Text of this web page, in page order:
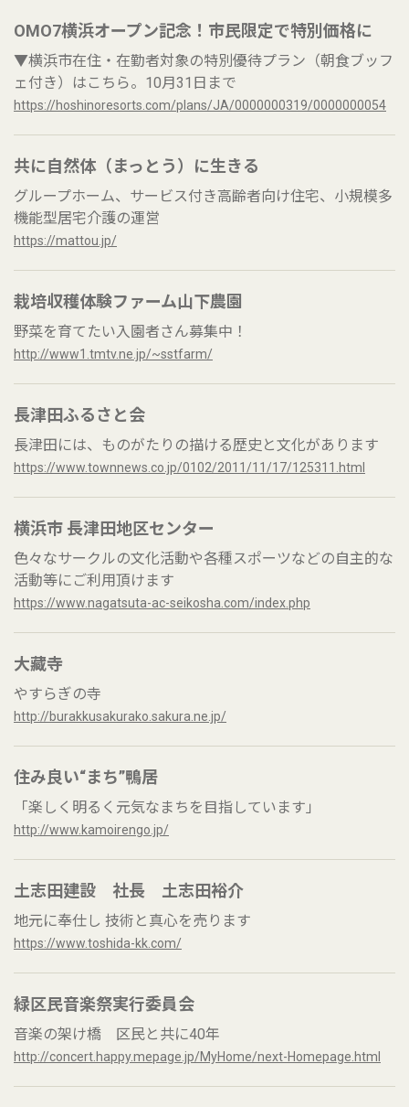
OMO7横浜オープン記念！市民限定で特別価格に
▼横浜市在住・在勤者対象の特別優待プラン（朝食ブッフ
ェ付き）はこちら。10月31日まで
https://hoshinoresorts.com/plans/JA/0000000319/0000000054
共に自然体（まっとう）に生きる
グループホーム、サービス付き高齢者向け住宅、小規模多
機能型居宅介護の運営
https://mattou.jp/
栽培収穫体験ファーム山下農園
野菜を育てたい入園者さん募集中！
http://www1.tmtv.ne.jp/~sstfarm/
長津田ふるさと会
長津田には、ものがたりの描ける歴史と文化があります
https://www.townnews.co.jp/0102/2011/11/17/125311.html
横浜市 長津田地区センター
色々なサークルの文化活動や各種スポーツなどの自主的な
活動等にご利用頂けます
https://www.nagatsuta-ac-seikosha.com/index.php
大藏寺
やすらぎの寺
http://burakkusakurako.sakura.ne.jp/
住み良い“まち”鴨居
「楽しく明るく元気なまちを目指しています」
http://www.kamoirengo.jp/
土志田建設 社長 土志田裕介
地元に奉仕し 技術と真心を売ります
https://www.toshida-kk.com/
緑区民音楽祭実行委員会
音楽の架け橋 区民と共に40年
http://concert.happy.mepage.jp/MyHome/next-Homepage.html